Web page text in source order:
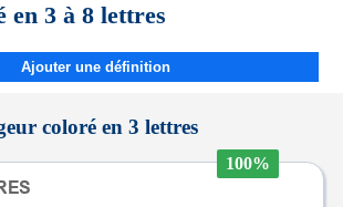
en 3 à 8 lettres
Ajouter une définition
coloré en 3 lettres
100%